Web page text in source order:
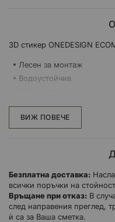
3D стикер ONEDESIGN
Лесен за монтаж
Водоустойчив
Размери: 73 x 53,5 мм
ВИЖ ПОВЕЧЕ
Безплатна доставка:
всички поръчки на
Връщане при отказ: В
след направения преглед,
ѝ са за Ваша сметка.